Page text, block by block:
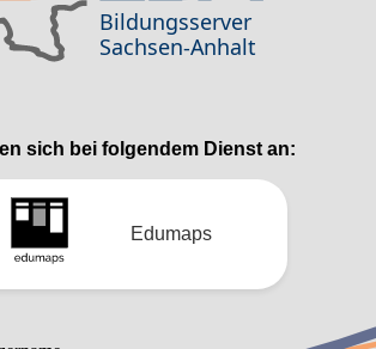
sich bei folgendem Dienst an:
Edumaps